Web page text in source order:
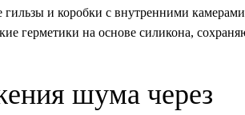
гильзы и коробки с внутренними
герметики на основе силикона,
шума через